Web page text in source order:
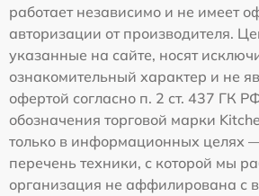
работает независимо и не имеет
авторизации от производителя.
указанные на сайте, носят
ознакомительный характер и не
офертой согласно п. 2 ст. 437 ГК
обозначения торговой марки
только в информационных целях
перечень техники, с которой мы
организация не аффилирована с